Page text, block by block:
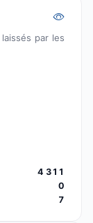
par les
4 311
0
7